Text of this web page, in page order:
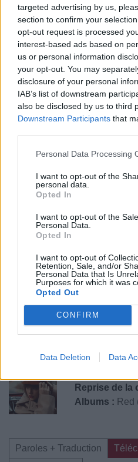
targeted advertising by us,
section to confirm your
opt-out request is processed
interest-based ads based on
us or personal information
your opt-out. You may
disclosure of your personal
IAB’s list of downstream
also be disclosed by us to third
Downstream Participants that
Personal Data Processing
I want to opt-out of the
personal data.
Opted In
I want to opt-out of the
Personal Data.
Opted In
I want to opt-out of
Retention, Sale, and/or
Personal Data that Is
Purposes for which it was
Opted Out
CONFIRM
Data Deletion Data
Nous serions peut-être
If you were a better man
Si tu étais un homme meilleur
You would've been the one
Tu aurais été le bon
If you were a better man
Si tu étais un homme meilleur
2021 à 7h28.
Reprise de la
Albums : Red
Paroles + Traduction